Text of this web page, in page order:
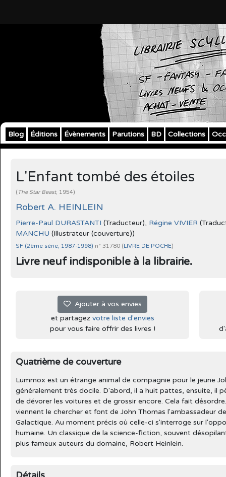
Blog Éditions Évènements Parutions BD Collections
L'Enfant tombé des étoiles
( The Star Beast, 1954)
Robert A. HEINLEIN
Pierre-Paul DURASTANTI (Traducteur), Régine VIVIER
MANCHU (Illustrateur (couverture))
SF (2ème série, 1987-1998) n° 31780 (LIVRE DE POCHE)
Livre neuf indisponible à la librairie.
Ajouter à vos envies
et partagez votre liste d'envies
pour vous faire offrir des livres !
Quatrième de couverture
Lummox est un étrange animal de compagnie pour le jeune
généralement très docile. D'abord, il a huit pattes, ensuite, il
de dévorer les voitures et de grossir encore. Cela fait
viennent le chercher et font de John Thomas l'ambassadeur
Galactique. Au moment précis où celle-ci s'interroge sur
humaine. Un classique de la science-fiction, souvent
plus fameux auteurs du domaine, Robert Heinlein.
Détails